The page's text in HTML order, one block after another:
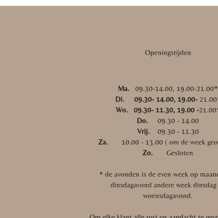
Openingstijden
Ma.09.30-14.00, 19.00-21.00*
Di. 09.30- 14.00, 19.00-
Wo. 09.30- 11.30, 19.00 -
Do. 09.30 - 14.00
Vrij.
09.30 - 11.30
Za. 10.00 - 13.00 ( om de week
Zo.
Gesloten
* de avonden is de even week op
dinsdagavond andere week dinsdag
woensdagavond.